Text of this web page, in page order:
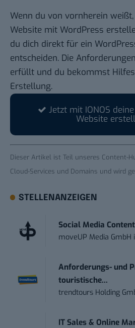
Wenn du von vornherein
Website mit WordPress
du dich direkt für ein
entscheiden. Die
erfüllt und du bekommst
Erstellung.
Jetzt mit IONOS
Website
Dieser Artikel ist Teil unseres Content-
Cloud-Services und Domains und wird
STELLENANZEIGEN
Social Media
moveUP Media GmbH
Anforderungs- und
touristische...
trendtours Holding
IT Sales & Online